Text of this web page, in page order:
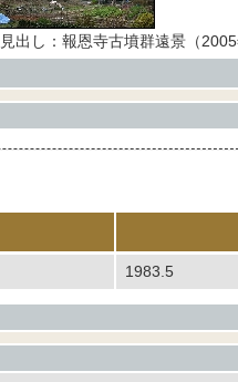
見出し：報恩寺古墳群遠景（
1983.5